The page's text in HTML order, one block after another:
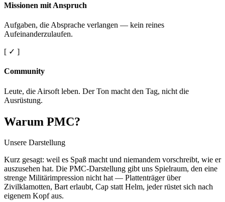
Missionen mit Anspruch
Aufgaben, die Absprache verlangen — kein reines
Aufeinanderzulaufen.
[ ✓ ]
Community
Leute, die Airsoft leben. Der Ton macht den Tag, nicht die
Ausrüstung.
Warum PMC?
Unsere Darstellung
Kurz gesagt: weil es Spaß macht und niemandem vorschreibt, wie er
auszusehen hat. Die PMC-Darstellung gibt uns Spielraum, den eine
strenge Militärimpression nicht hat — Plattenträger über
Zivilklamotten, Bart erlaubt, Cap statt Helm, jeder rüstet sich nach
eigenem Kopf aus.